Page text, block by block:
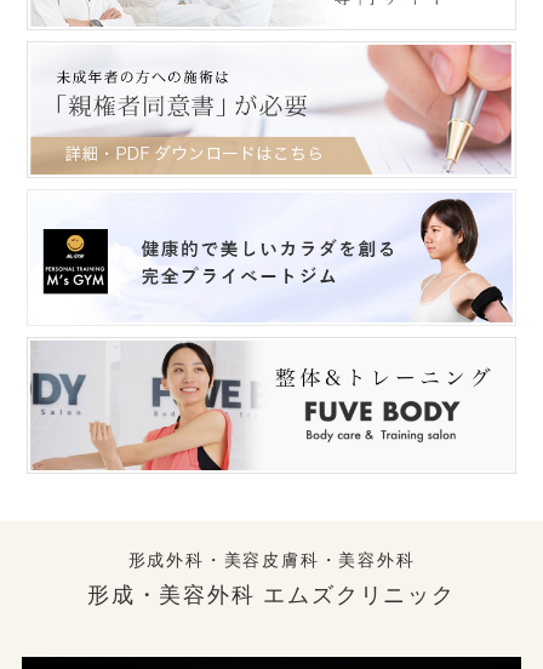
形成外科・美容皮膚科・美容外科
形成・美容外科 エムズクリニック